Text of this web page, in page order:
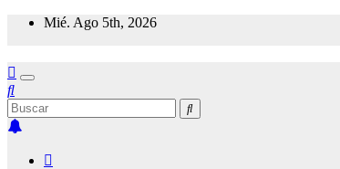
Saltar
Mié. Ago 5th, 2026